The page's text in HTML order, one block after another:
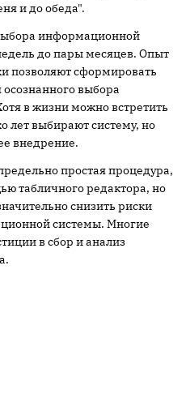
и до обеда".
информационной
до пары месяцев. Опыт
позволяют сформировать
выбора
в жизни можно встретить
лет выбирают систему, но
внедрение.
простая процедура,
табличного редактора, но
снизить риски
системы. Многие
в сбор и анализ